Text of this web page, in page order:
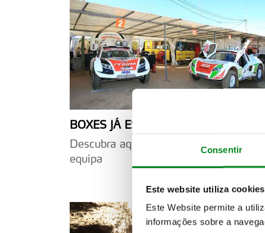
Consentir
Este website utiliza cookies
Este Website permite a
informações sobre a
BOXES JÁ ESTÃO ATRIBUÍDAS
Descubra aqui a localização da sua
equipa